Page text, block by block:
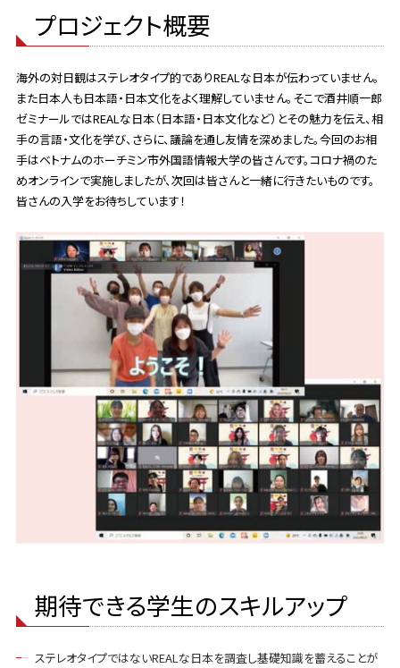
プロジェクト概要
海外の対日観はステレオタイプ的でありREALな日本が伝わっていません。
また日本人も日本語・日本文化をよく理解していません。そこで酒井順一郎
ゼミナールではREALな日本（日本語・日本文化など）とその魅力を伝え、相
手の言語・文化を学び、さらに、議論を通し友情を深めました。今回のお相
手はベトナムのホーチミン市外国語情報大学の皆さんです。コロナ禍のた
めオンラインで実施しましたが、次回は皆さんと一緒に行きたいものです。
皆さんの入学をお待ちしています！
期待できる学生のスキルアップ
ステレオタイプではないREALな日本を調査し基礎知識を蓄えることが